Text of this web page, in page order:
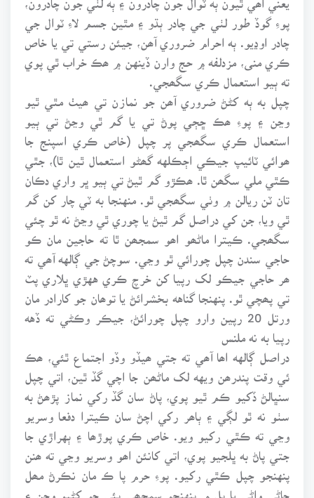
پوءِ گوڏ طور لٺي جي چادر ٻڌو ۽ مٿين جسم لاءِ ٽوال جي
چادر اوڍيو. ٻه احرام ضروري آھن، جيئن رستي تي يا خاص
ڪري منى، مزدلفه ۾ حج وارن ڏينهن ۾ ھڪ خراب ٿي پوي
ته ٻيو استعمال ڪري سگھجي.
چپل به ٻه کڻڻ ضروري آھن جو نمازن تي ھيٺ مٿي ٿيو
وڃن ۽ پوءِ ھڪ ڇڄي پوڻ تي يا گم ٿي وڃڻ تي ٻيو
استعمال ڪري سگھجي پر چپل (خاص ڪري اسپنج جا
ھوائي ٽائيپ جيڪي اڄڪلهه گھڻو استعمال ٿين ٿا)، جٿي
ڪٿي ملي سگھن ٿا. ھڪڙو گم ٿيڻ تي ٻيو ڀر واري دڪان
تان ٽن ريالن ۾ وٺي سگھجي ٿو. منهنجا به ٽي چار کن گم
ٿي ويا، جن کي دراصل گم ٿيڻ يا چوري ٿي وڃڻ نه ٿو چئي
سگھجي. ڪيترا ماڻھو اھو سمجھن ٿا ته حاجين مان ڪو
حاجي سندن چپل چورائي ٿو وڃي. سوچڻ جي ڳالهه آھي ته
ھر حاجي جيڪو لک رپيا کن خرچ ڪري ههڙي ڀلاري پٽ
تي پھچي ٿو. پنهنجا گناهه بخشرائڻ يا توھان جو کارادر مان
ورتل 20 رپين وارو چپل چورائڻ، جيڪر وڪڻي ته ڏهه
رپيا به نه ملنس
دراصل ڳالهه اھا آھي ته جتي ھيڏو وڏو اجتماع ٿئي، ھڪ
ئي وقت پندرھن ويهه لک ماڻھن جا اچي گڏ ٿين، اتي چپل
سنڀالڻ ڏکيو ڪم ٿيو پوي، پاڻ سان گڏ رکي نماز پڙھڻ به
سٺو نه ٿو لڳي ۽ ٻاھر رکي اچڻ سان ڪيترا دفعا وسريو
وڃي ته ڪٿي رکيو ويو. خاص ڪري پوڙھا ۽ ٻهراڙي جا
جتي پاڻ به ڀلجيو پوي، اتي کانئن اھو وسريو وڃي ته ھنن
پنهنجو چپل ڪٿي رکيو. پوءِ حرم پا ڪ مان نڪرڻ مھل
ڄاڻي واڻي يا ڀل ۾ پنهنجو سمجھي ٻئي جو کڻيو وڃن ۽